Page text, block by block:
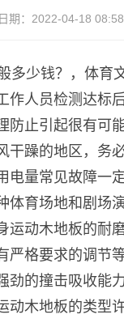
日期： 2022-04-18 08:58
多少钱？，体育
作人员检测达标
防止引起很有可
干躁的地区，务
电量常见故障一
体育场地和剧场
运动木地板的耐
严格要求的调节
劲的撞击吸收能
动木地板的类型